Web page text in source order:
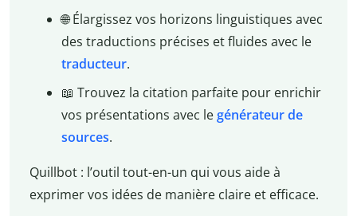
🌐 Élargissez vos horizons linguistiques avec
des traductions précises et fluides avec le
traducteur.
📖 Trouvez la citation parfaite pour enrichir
vos présentations avec legénérateur de
sources.
Quillbot : l’outil tout-en-un qui vous aide à
exprimer vos idées de manière claire et efficace.